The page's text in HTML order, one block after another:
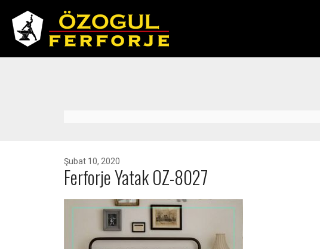
Şubat 10, 2020
Ferforje Yatak OZ-8027